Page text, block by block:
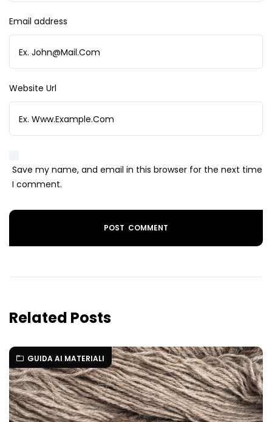
Email address
Website Url
Save my name, and email in this browser for the next time
I comment.
Related Posts
GUIDA AI MATERIALI